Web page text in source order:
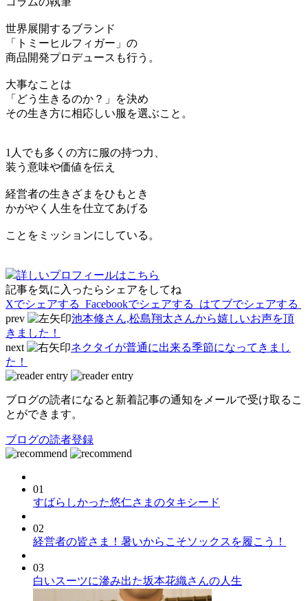
世界展開するブランド
「トミーヒルフィガー」の
商品開発プロデュースも行う。
大事なことは
「どう生きるのか？」を決め
その生き方に相応しい服を選ぶこと。
1人でも多くの方に服の持つ力、
装う意味や価値を伝え
経営者の生きざまをひもとき
かがやく人生を仕立てあげる
ことをミッションにしている。
詳しいプロフィールはこちら
記事を気に入ったらシェアをしてね
Xでシェアする Facebookでシェアする
はてブでシェアする
prev
池本修さん,松島翔太さんから嬉しいお声を頂
きました！
next
ネクタイが普通に出来る季節になってきまし
た！
ブログの読者になると新着記事の通知をメールで受け取るこ
とができます。
ブログの読者登録
01
すばらしかった悠仁さまのタキシード
02
経営者の皆さま！暑いからこそソックスを履こう！
03
白いスーツに滲み出た坂本花織さんの人生